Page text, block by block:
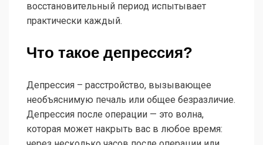
восстановительный период испытывает
практически каждый.
Что такое депрессия?
Депрессия – расстройство, вызывающее
необъяснимую печаль или общее безразличие.
Депрессия после операции — это волна,
которая может накрыть вас в любое время: